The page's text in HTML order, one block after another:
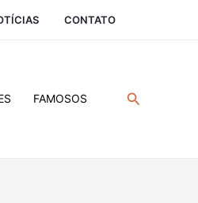
CONTATO
FAMOSOS Pesquisar